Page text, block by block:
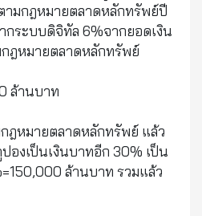
ามกฎหมายตลาดหลักทรัพย์ปี
กระบบดิจิทัล 6%จากยอดเงิน
ฎหมายตลาดหลักทรัพย์
ล้านบาท
ฎหมายตลาดหลักทรัพย์ แล้ว
องเป็นเงินบาทอีก 30% เป็น
ล้านบาท รวมแล้ว